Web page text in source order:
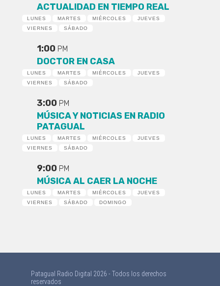
ACTUALIDAD EN TIEMPO REAL
LUNES MARTES MIÉRCOLES
JUEVES
VIERNES
SÁBADO
1:00 PM
DOCTOR EN CASA
LUNES MARTES MIÉRCOLES
JUEVES
VIERNES
SÁBADO
3:00 PM
MÚSICA Y NOTICIAS EN RADIO
PATAGUAL
LUNES MARTES MIÉRCOLES
JUEVES
VIERNES
SÁBADO
9:00 PM
MÚSICA AL CAER LA NOCHE
LUNES MARTES MIÉRCOLES
JUEVES
VIERNES
SÁBADO DOMINGO
Patagual Radio Digital 2026 - Todos los derechos
reservados